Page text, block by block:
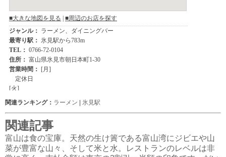
関連ランキング： ラーメン | 氷見駅
関連記事
富山は食の宝庫。天然の生け簀である富山湾にジビエや山
菜が豊富な山々、そして米と水。レストランのレベルは非